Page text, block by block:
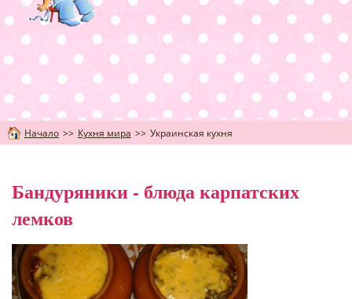
Начало >> Кухня мира >> Украинская кухня
Бандуряники - блюда карпатских
лемков